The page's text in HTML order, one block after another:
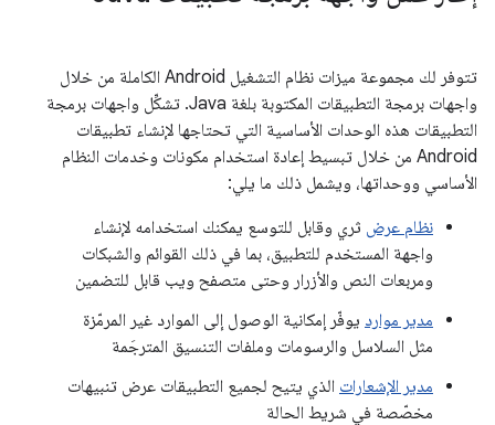
تتوفر لك مجموعة ميزات نظام التشغيل Android الكاملة من خلال
واجهات برمجة التطبيقات المكتوبة بلغة Java. تشكِّل واجهات برمجة
التطبيقات هذه الوحدات الأساسية التي تحتاجها لإنشاء تطبيقات
Android من خلال تبسيط إعادة استخدام مكونات وخدمات النظام
الأساسي ووحداتها، ويشمل ذلك ما يلي:
نظام عرض ثري وقابل للتوسع يمكنك استخدامه لإنشاء
واجهة المستخدم للتطبيق، بما في ذلك القوائم والشبكات
ومربعات النص والأزرار وحتى متصفح ويب قابل للتضمين
مدير موارد يوفّر إمكانية الوصول إلى الموارد غير المرمّزة
مثل السلاسل والرسومات وملفات التنسيق المترجَمة
مدير الإشعارات الذي يتيح لجميع التطبيقات عرض تنبيهات
مخصّصة في شريط الحالة